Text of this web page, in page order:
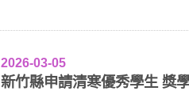
2026-03-05
新竹縣申請清寒優秀學生 獎